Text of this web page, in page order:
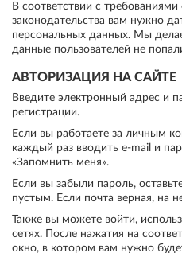
В соответствии с
законодательства вам нужно
персональных данных. Мы
данные пользователей не
АВТОРИЗАЦИЯ НА САЙТЕ
Введите электронный адрес и
регистрации.
Если вы работаете за личным
каждый раз вводить e-mail и
«Запомнить меня».
Если вы забыли пароль,
пустым. Если почта верная, на
Также вы можете войти,
сетях. После нажатия на
окно, в котором вам нужно